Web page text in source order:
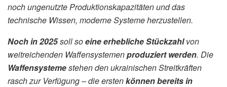
noch ungenutzte Produktionskapazitäten und das
technische Wissen, moderne Systeme herzustellen.
Noch in 2025soll soeine erhebliche Stückzahlvon
weitreichenden Waffensystemenproduziert werden. Die
Waffensystemestehen den ukrainischen Streitkräften
rasch zur Verfügung – die erstenkönnen bereits in